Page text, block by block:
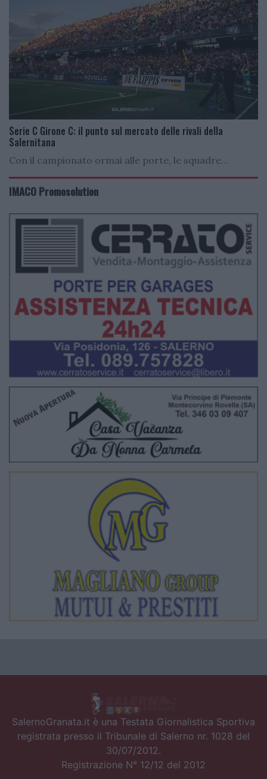
Serie C Girone C: il punto sul mercato delle rivali della
Salernitana
Con il campionato ormai alle porte, le squadre...
IMACO Promosolution
SalernoGranata.it è una Testata Giornalistica Sportiva
registrata presso il Tribunale di Salerno nr. 1028 del
30/07/2012.
Registrazione N° 12/12 del 2012